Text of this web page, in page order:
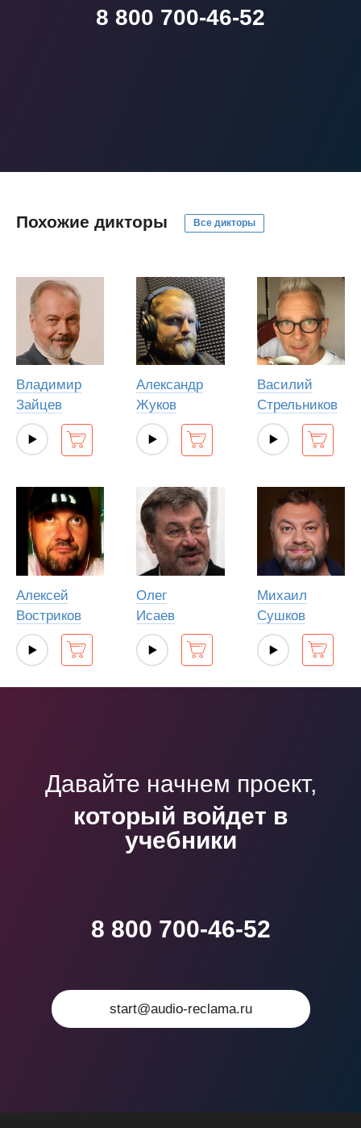
8 800 700-46-52
Похожие дикторы Все дикторы
Владимир
Зайцев
Александр
Жуков
Василий
Стрельников
Алексей
Востриков
Олег
Исаев
Михаил
Сушков
Давайте начнем проект,
который войдет в
учебники
8 800 700-46-52
start@audio-reclama.ru